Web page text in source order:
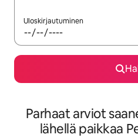
Uloskirjautuminen
Parhaat arviot
lähellä paikkaa